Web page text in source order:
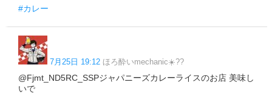
#カレー
7月25日 19:12 ほろ酔いmechanic☀️??
@Fjmt_ND5RC_SSPジャパニーズカレーライスのお店 美味し
いで